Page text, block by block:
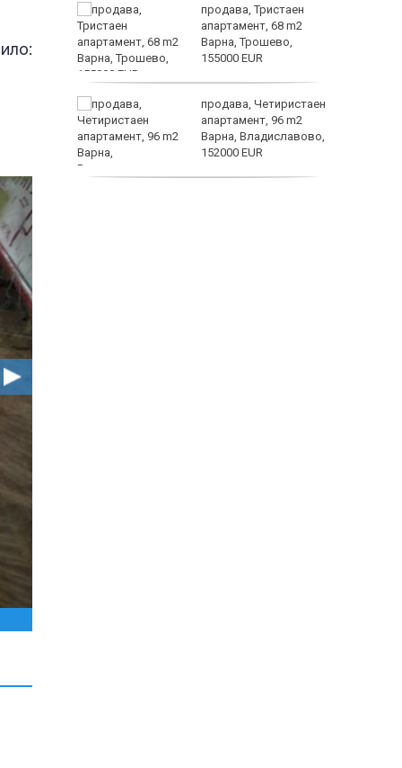
на
продава, Тристаен
апартамент, 68 m2
Варна, Трошево,
155000 EUR
продава, Четиристаен
апартамент, 96 m2
Варна, Владиславово,
152000 EUR